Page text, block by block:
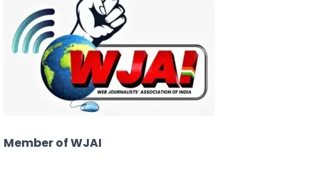
Member of WJAI